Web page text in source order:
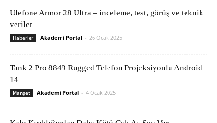
Ulefone Armor 28 Ultra – inceleme, test, görüş ve teknik
veriler
Haberler Akademi Portal - 26 Ocak 2025
Tank 2 Pro 8849 Rugged Telefon Projeksiyonlu Android
14
Manşet Akademi Portal - 4 Ocak 2025